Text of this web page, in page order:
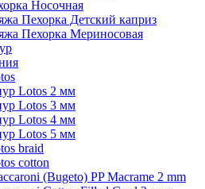
Носочная
Пехорка Детский каприз
Пехорка Мериносовая
Lotos 2 мм
Lotos 3 мм
Lotos 4 мм
Lotos 5 мм
braid
cotton
(Bugeto) PP Macrame 2 mm